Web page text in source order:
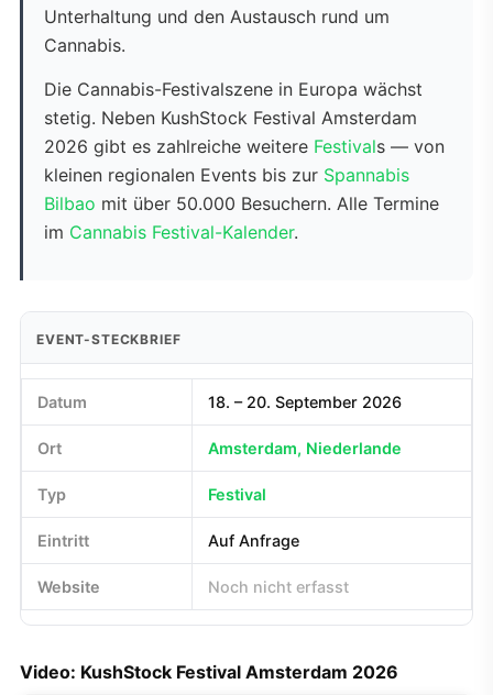
Unterhaltung und den Austausch rund um
Cannabis.
Die Cannabis-Festivalszene in Europa wächst
stetig. Neben KushStock Festival Amsterdam
2026 gibt es zahlreiche weitere Festivals — von
kleinen regionalen Events bis zur Spannabis
Bilbao mit über 50.000 Besuchern. Alle Termine
im Cannabis Festival-Kalender.
EVENT-STECKBRIEF
Datum 18. – 20. September 2026
Ort Amsterdam, Niederlande
Typ Festival
Eintritt Auf Anfrage
Website Noch nicht erfasst
Video: KushStock Festival Amsterdam 2026